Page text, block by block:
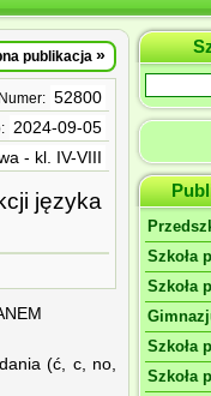
publikacja »
Numer: 52800
2024-09-05
- kl. IV-VIII
języka
(ć, c, no,
Szkoła
Szkoła
Szkoła
Szkoła